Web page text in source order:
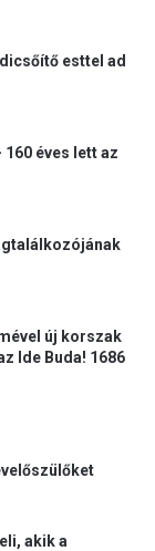
esttel ad
éves lett az
új korszak
Ide Buda! 1686
akik a